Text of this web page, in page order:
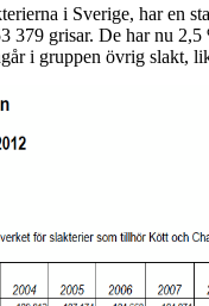
i Sverige, har en
379 grisar. De har nu
i gruppen övrig slakt,